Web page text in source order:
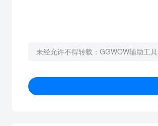
未经允许不得转载： GGWOW辅助工具